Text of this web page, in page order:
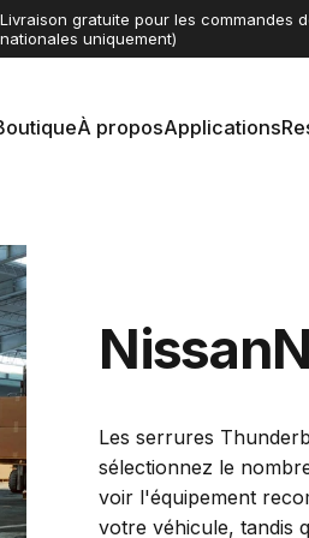
Nous expédions les serrures
À proposApplications
Nissan
Les serrures
sélectionnez le
voir l'équipement
votre véhicule, tandis